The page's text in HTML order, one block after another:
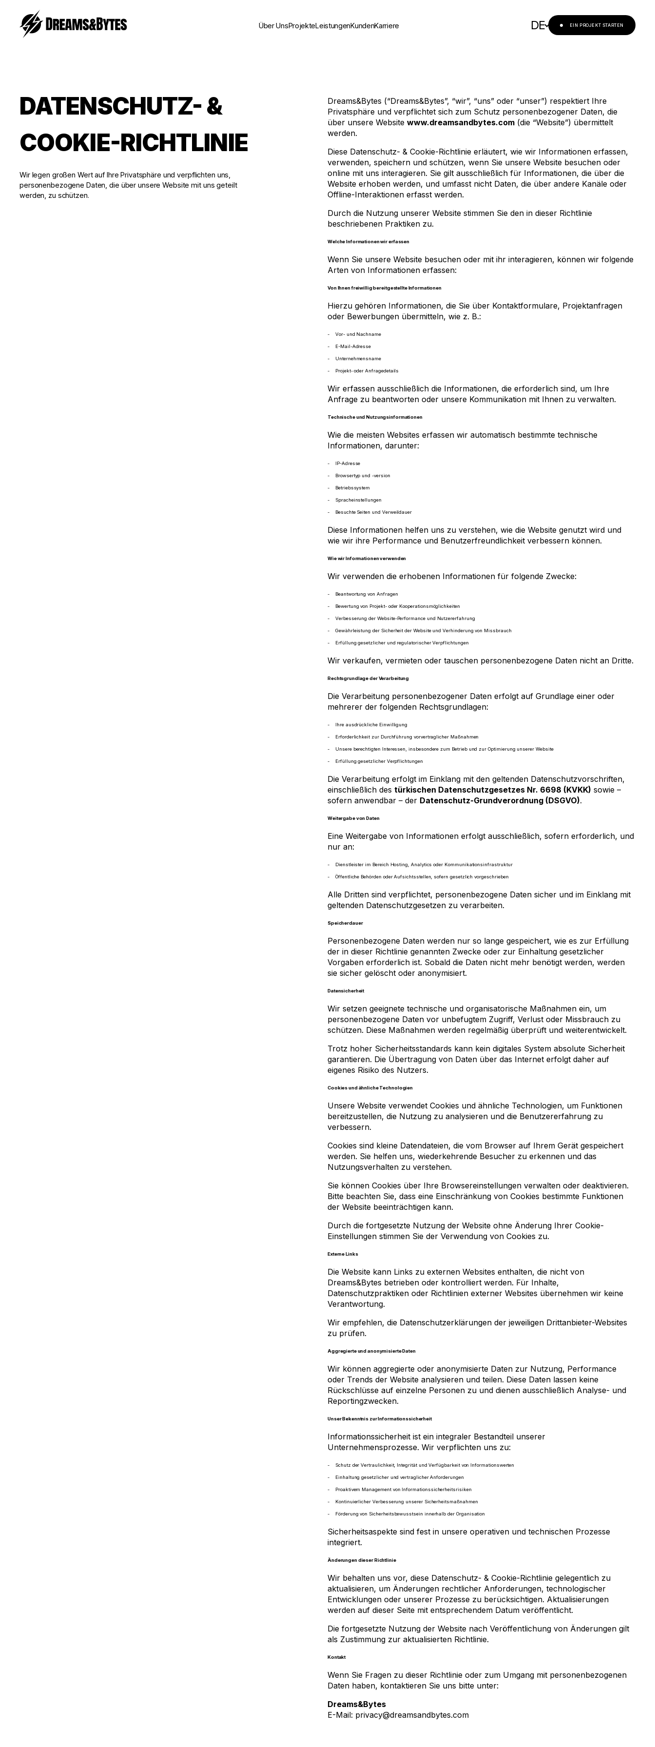
Über UnsProjekteLeistungenKundenKarriere DE EIN PROJEKT STARTEN
DATENSCHUTZ- &
COOKIE-RICHTLINIE
Wir legen großen Wert auf Ihre Privatsphäre und verpflichten uns,
personenbezogene Daten, die über unsere Website mit uns geteilt
werden, zu schützen.
Dreams&Bytes (“Dreams&Bytes”, “wir”, “uns” oder “unser”) respektiert Ihre
Privatsphäre und verpflichtet sich zum Schutz personenbezogener Daten, die
über unsere Website www.dreamsandbytes.com (die “Website”) übermittelt
werden.
Diese Datenschutz- & Cookie-Richtlinie erläutert, wie wir Informationen erfassen,
verwenden, speichern und schützen, wenn Sie unsere Website besuchen oder
online mit uns interagieren. Sie gilt ausschließlich für Informationen, die über die
Website erhoben werden, und umfasst nicht Daten, die über andere Kanäle oder
Offline-Interaktionen erfasst werden.
Durch die Nutzung unserer Website stimmen Sie den in dieser Richtlinie
beschriebenen Praktiken zu.
Welche Informationen wir erfassen
Wenn Sie unsere Website besuchen oder mit ihr interagieren, können wir folgende
Arten von Informationen erfassen:
Von Ihnen freiwillig bereitgestellte Informationen
Hierzu gehören Informationen, die Sie über Kontaktformulare, Projektanfragen
oder Bewerbungen übermitteln, wie z. B.:
Vor- und Nachname
E-Mail-Adresse
Unternehmensname
Projekt- oder Anfragedetails
Wir erfassen ausschließlich die Informationen, die erforderlich sind, um Ihre
Anfrage zu beantworten oder unsere Kommunikation mit Ihnen zu verwalten.
Technische und Nutzungsinformationen
Wie die meisten Websites erfassen wir automatisch bestimmte technische
Informationen, darunter:
IP-Adresse
Browsertyp und -version
Betriebssystem
Spracheinstellungen
Besuchte Seiten und Verweildauer
Diese Informationen helfen uns zu verstehen, wie die Website genutzt wird und
wie wir ihre Performance und Benutzerfreundlichkeit verbessern können.
Wie wir Informationen verwenden
Wir verwenden die erhobenen Informationen für folgende Zwecke:
Beantwortung von Anfragen
Bewertung von Projekt- oder Kooperationsmöglichkeiten
Verbesserung der Website-Performance und Nutzererfahrung
Gewährleistung der Sicherheit der Website und Verhinderung von Missbrauch
Erfüllung gesetzlicher und regulatorischer Verpflichtungen
Wir verkaufen, vermieten oder tauschen personenbezogene Daten nicht an Dritte.
Rechtsgrundlage der Verarbeitung
Die Verarbeitung personenbezogener Daten erfolgt auf Grundlage einer oder
mehrerer der folgenden Rechtsgrundlagen:
Ihre ausdrückliche Einwilligung
Erforderlichkeit zur Durchführung vorvertraglicher Maßnahmen
Unsere berechtigten Interessen, insbesondere zum Betrieb und zur Optimierung unserer Website
Erfüllung gesetzlicher Verpflichtungen
Die Verarbeitung erfolgt im Einklang mit den geltenden Datenschutzvorschriften,
einschließlich des türkischen Datenschutzgesetzes Nr. 6698 (KVKK) sowie –
sofern anwendbar – der Datenschutz-Grundverordnung (DSGVO).
Weitergabe von Daten
Eine Weitergabe von Informationen erfolgt ausschließlich, sofern erforderlich, und
nur an:
Dienstleister im Bereich Hosting, Analytics oder Kommunikationsinfrastruktur
Öffentliche Behörden oder Aufsichtsstellen, sofern gesetzlich vorgeschrieben
Alle Dritten sind verpflichtet, personenbezogene Daten sicher und im Einklang mit
geltenden Datenschutzgesetzen zu verarbeiten.
Speicherdauer
Personenbezogene Daten werden nur so lange gespeichert, wie es zur Erfüllung
der in dieser Richtlinie genannten Zwecke oder zur Einhaltung gesetzlicher
Vorgaben erforderlich ist. Sobald die Daten nicht mehr benötigt werden, werden
sie sicher gelöscht oder anonymisiert.
Datensicherheit
Wir setzen geeignete technische und organisatorische Maßnahmen ein, um
personenbezogene Daten vor unbefugtem Zugriff, Verlust oder Missbrauch zu
schützen. Diese Maßnahmen werden regelmäßig überprüft und weiterentwickelt.
Trotz hoher Sicherheitsstandards kann kein digitales System absolute Sicherheit
garantieren. Die Übertragung von Daten über das Internet erfolgt daher auf
eigenes Risiko des Nutzers.
Cookies und ähnliche Technologien
Unsere Website verwendet Cookies und ähnliche Technologien, um Funktionen
bereitzustellen, die Nutzung zu analysieren und die Benutzererfahrung zu
verbessern.
Cookies sind kleine Datendateien, die vom Browser auf Ihrem Gerät gespeichert
werden. Sie helfen uns, wiederkehrende Besucher zu erkennen und das
Nutzungsverhalten zu verstehen.
Sie können Cookies über Ihre Browsereinstellungen verwalten oder deaktivieren.
Bitte beachten Sie, dass eine Einschränkung von Cookies bestimmte Funktionen
der Website beeinträchtigen kann.
Durch die fortgesetzte Nutzung der Website ohne Änderung Ihrer Cookie-
Einstellungen stimmen Sie der Verwendung von Cookies zu.
Externe Links
Die Website kann Links zu externen Websites enthalten, die nicht von
Dreams&Bytes betrieben oder kontrolliert werden. Für Inhalte,
Datenschutzpraktiken oder Richtlinien externer Websites übernehmen wir keine
Verantwortung.
Wir empfehlen, die Datenschutzerklärungen der jeweiligen Drittanbieter-Websites
zu prüfen.
Aggregierte und anonymisierte Daten
Wir können aggregierte oder anonymisierte Daten zur Nutzung, Performance
oder Trends der Website analysieren und teilen. Diese Daten lassen keine
Rückschlüsse auf einzelne Personen zu und dienen ausschließlich Analyse- und
Reportingzwecken.
Unser Bekenntnis zur Informationssicherheit
Informationssicherheit ist ein integraler Bestandteil unserer
Unternehmensprozesse. Wir verpflichten uns zu:
Schutz der Vertraulichkeit, Integrität und Verfügbarkeit von Informationswerten
Einhaltung gesetzlicher und vertraglicher Anforderungen
Proaktivem Management von Informationssicherheitsrisiken
Kontinuierlicher Verbesserung unserer Sicherheitsmaßnahmen
Förderung von Sicherheitsbewusstsein innerhalb der Organisation
Sicherheitsaspekte sind fest in unsere operativen und technischen Prozesse
integriert.
Änderungen dieser Richtlinie
Wir behalten uns vor, diese Datenschutz- & Cookie-Richtlinie gelegentlich zu
aktualisieren, um Änderungen rechtlicher Anforderungen, technologischer
Entwicklungen oder unserer Prozesse zu berücksichtigen. Aktualisierungen
werden auf dieser Seite mit entsprechendem Datum veröffentlicht.
Die fortgesetzte Nutzung der Website nach Veröffentlichung von Änderungen gilt
als Zustimmung zur aktualisierten Richtlinie.
Kontakt
Wenn Sie Fragen zu dieser Richtlinie oder zum Umgang mit personenbezogenen
Daten haben, kontaktieren Sie uns bitte unter:
Dreams&Bytes
E-Mail: privacy@dreamsandbytes.com